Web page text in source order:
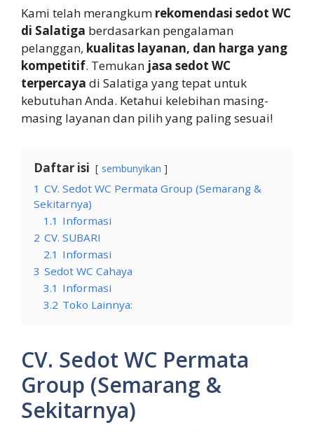
Kami telah merangkum rekomendasi sedot WC
di Salatiga berdasarkan pengalaman
pelanggan, kualitas layanan, dan harga yang
kompetitif. Temukan jasa sedot WC
terpercaya di Salatiga yang tepat untuk
kebutuhan Anda. Ketahui kelebihan masing-
masing layanan dan pilih yang paling sesuai!
Daftar isi sembunyikan
1 CV. Sedot WC Permata Group (Semarang &
Sekitarnya)
1.1 Informasi
2 CV. SUBARI
2.1 Informasi
3 Sedot WC Cahaya
3.1 Informasi
3.2 Toko Lainnya:
CV. Sedot WC Permata
Group (Semarang &
Sekitarnya)